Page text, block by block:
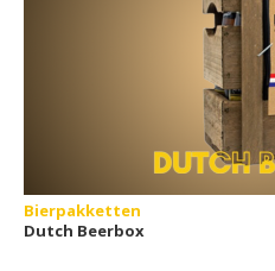
Bierpakketten
Dutch Beerbox